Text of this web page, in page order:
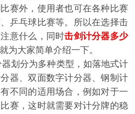
赛外，使用者也可在各种比赛
乒乓球比赛等。所以在选择击
意什么，同时击剑计分器多少
为大家简单介绍一下。
分为多种类型，如落地式计
器、双面数字计分器、钢制计
不同的适用场合，例如对于一
赛，这时就需要对计分牌的稳